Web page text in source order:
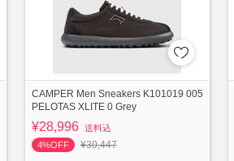
CAMPER Men Sneakers K101019 005
PELOTAS XLITE 0 Grey
¥28,996 送料込
4%OFF
¥30,447